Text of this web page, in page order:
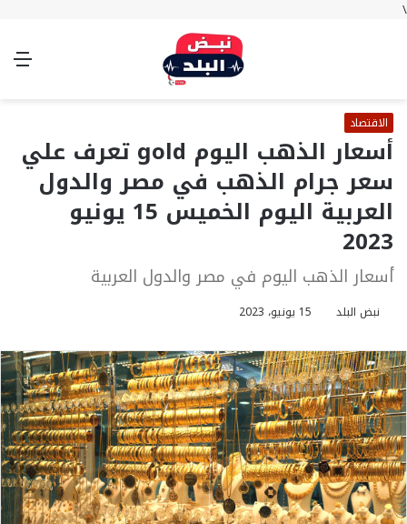
\
الوضع
الاقتصاد
أسعار الذهب اليوم gold تعرف علي
سعر جرام الذهب في مصر والدول
العربية اليوم الخميس 15 يونيو
2023
أسعار الذهب اليوم في مصر والدول العربية
نبض البلد 15 يونيو، 2023